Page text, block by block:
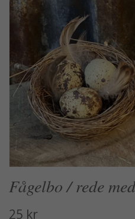
Fågelbo / rede
25 kr